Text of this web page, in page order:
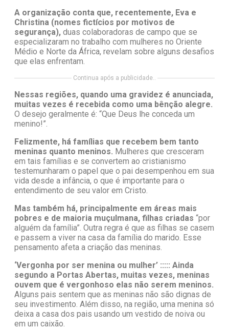
A organização conta que, recentemente, Eva e
Christina (nomes fictícios por motivos de
segurança), duas colaboradoras de campo que se
especializaram no trabalho com mulheres no Oriente
Médio e Norte da África, revelam sobre alguns desafios
que elas enfrentam.
Continua após a publicidade..
Nessas regiões, quando uma gravidez é anunciada,
muitas vezes é recebida como uma bênção alegre.
O desejo geralmente é: “Que Deus lhe conceda um
menino!”.
Felizmente, há famílias que recebem bem tanto
meninas quanto meninos. Mulheres que cresceram
em tais famílias e se convertem ao cristianismo
testemunharam o papel que o pai desempenhou em sua
vida desde a infância, o que é importante para o
entendimento de seu valor em Cristo.
Mas também há, principalmente em áreas mais
pobres e de maioria muçulmana, filhas criadas “por
alguém da família”. Outra regra é que as filhas se casem
e passem a viver na casa da família do marido. Esse
pensamento afeta a criação das meninas.
‘Vergonha por ser menina ou mulher’ ::::: Ainda
segundo a Portas Abertas, muitas vezes, meninas
ouvem que é vergonhoso elas não serem meninos.
Alguns pais sentem que as meninas não são dignas de
seu investimento. Além disso, na região, uma menina só
deixa a casa dos pais usando um vestido de noiva ou
em um caixão.